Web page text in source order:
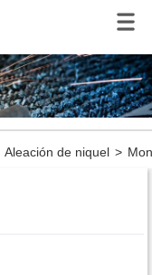
Aleación de niquel >